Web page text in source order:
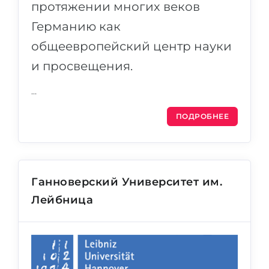
протяжении многих веков
Германию как
общеевропейский центр науки
и просвещения.
…
ПОДРОБНЕЕ
Ганноверский Университет им.
Лейбница